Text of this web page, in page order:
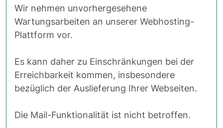
Wir nehmen unvorhergesehene
Wartungsarbeiten an unserer Webhosting-
Plattform vor.
Es kann daher zu Einschränkungen bei der
Erreichbarkeit kommen, insbesondere
bezüglich der Auslieferung Ihrer Webseiten.
Die Mail-Funktionalität ist nicht betroffen.